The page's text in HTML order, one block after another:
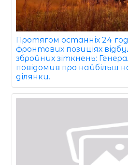
Протягом останніх 24
фронтових позиціях
збройних зіткнень:
повідомив про найбільш
ділянки.